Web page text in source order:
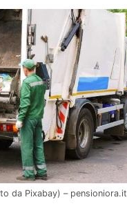
da Pixabay) – pensioniora.it